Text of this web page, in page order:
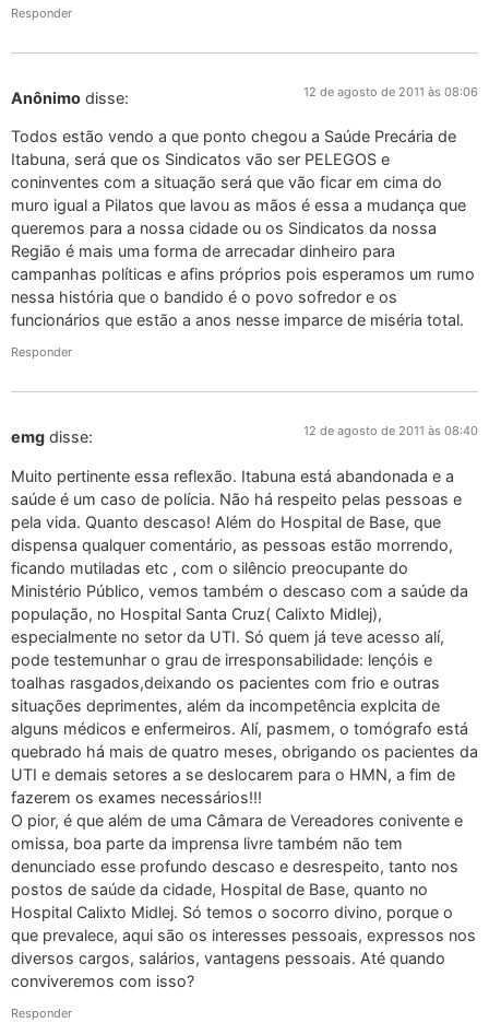
Responder
Anônimo disse: 12 de agosto de 2011 às 08:06
Todos estão vendo a que ponto chegou a Saúde Precária de
Itabuna, será que os Sindicatos vão ser PELEGOS e
coninventes com a situação será que vão ficar em cima do
muro igual a Pilatos que lavou as mãos é essa a mudança que
queremos para a nossa cidade ou os Sindicatos da nossa
Região é mais uma forma de arrecadar dinheiro para
campanhas políticas e afins próprios pois esperamos um rumo
nessa história que o bandido é o povo sofredor e os
funcionários que estão a anos nesse imparce de miséria total.
Responder
emg disse: 12 de agosto de 2011 às 08:40
Muito pertinente essa reflexão. Itabuna está abandonada e a
saúde é um caso de polícia. Não há respeito pelas pessoas e
pela vida. Quanto descaso! Além do Hospital de Base, que
dispensa qualquer comentário, as pessoas estão morrendo,
ficando mutiladas etc , com o silêncio preocupante do
Ministério Público, vemos também o descaso com a saúde da
população, no Hospital Santa Cruz( Calixto Midlej),
especialmente no setor da UTI. Só quem já teve acesso alí,
pode testemunhar o grau de irresponsabilidade: lençóis e
toalhas rasgados,deixando os pacientes com frio e outras
situações deprimentes, além da incompetência explcita de
alguns médicos e enfermeiros. Alí, pasmem, o tomógrafo está
quebrado há mais de quatro meses, obrigando os pacientes da
UTI e demais setores a se deslocarem para o HMN, a fim de
fazerem os exames necessários!!!
O pior, é que além de uma Câmara de Vereadores conivente e
omissa, boa parte da imprensa livre também não tem
denunciado esse profundo descaso e desrespeito, tanto nos
postos de saúde da cidade, Hospital de Base, quanto no
Hospital Calixto Midlej. Só temos o socorro divino, porque o
que prevalece, aqui são os interesses pessoais, expressos nos
diversos cargos, salários, vantagens pessoais. Até quando
conviveremos com isso?
Responder